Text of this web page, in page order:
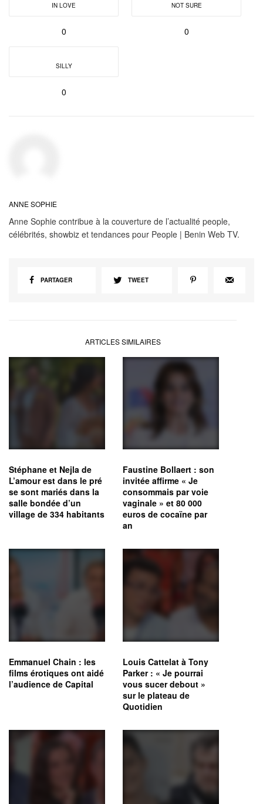
IN LOVE
0
NOT SURE
0
SILLY
0
ANNE SOPHIE
Anne Sophie contribue à la couverture de l’actualité people,
célébrités, showbiz et tendances pour People | Benin Web TV.
PARTAGER TWEET
ARTICLES SIMILAIRES
Stéphane et Nejla de
L’amour est dans le pré
se sont mariés dans la
salle bondée d’un
village de 334 habitants
Faustine Bollaert : son
invitée affirme « Je
consommais par voie
vaginale » et 80 000
euros de cocaïne par
an
Emmanuel Chain : les
films érotiques ont aidé
l’audience de Capital
Louis Cattelat à Tony
Parker : « Je pourrai
vous sucer debout »
sur le plateau de
Quotidien